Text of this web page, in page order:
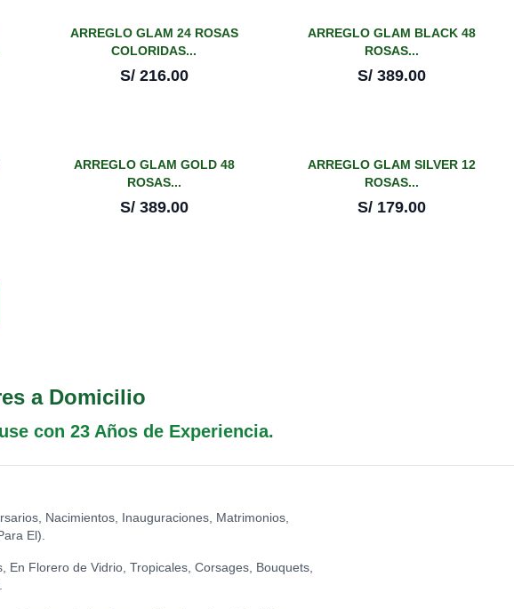
ARREGLO GLAM 24 ROSAS
COLORIDAS...
S/ 216.00
ARREGLO GLAM BLACK 48
ROSAS...
S/ 389.00
ARREGLO GLAM GOLD 48
ROSAS...
S/ 389.00
ARREGLO GLAM SILVER 12
ROSAS...
S/ 179.00
a Domicilio
con 23 Años de Experiencia.
Nacimientos, Inauguraciones, Matrimonios,
El).
Florero de Vidrio, Tropicales, Corsages, Bouquets,